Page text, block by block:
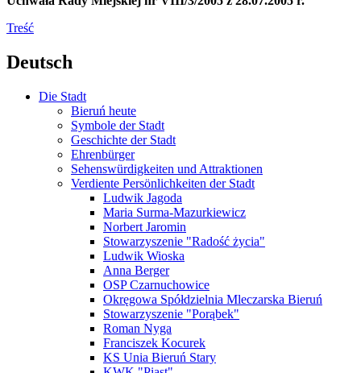
Treść
Deutsch
Die Stadt
Bieruń heute
Symbole der Stadt
Geschichte der Stadt
Ehrenbürger
Sehenswürdigkeiten und Attraktionen
Verdiente Persönlichkeiten der Stadt
Ludwik Jagoda
Maria Surma-Mazurkiewicz
Norbert Jaromin
Stowarzyszenie "Radość życia"
Ludwik Wioska
Anna Berger
OSP Czarnuchowice
Okręgowa Spółdzielnia Mleczarska Bieruń
Stowarzyszenie "Porąbek"
Roman Nyga
Franciszek Kocurek
KS Unia Bieruń Stary